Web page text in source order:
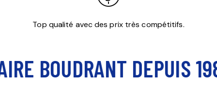
Top qualité avec des prix très compétitifs.
BOUDRANT DEPUIS